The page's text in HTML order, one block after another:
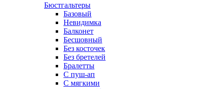
Бюстгальтеры
Базовый
Невидимка
Балконет
Бесшовный
Без косточек
Без бретелей
Бралетты
С пуш-ап
С мягкими